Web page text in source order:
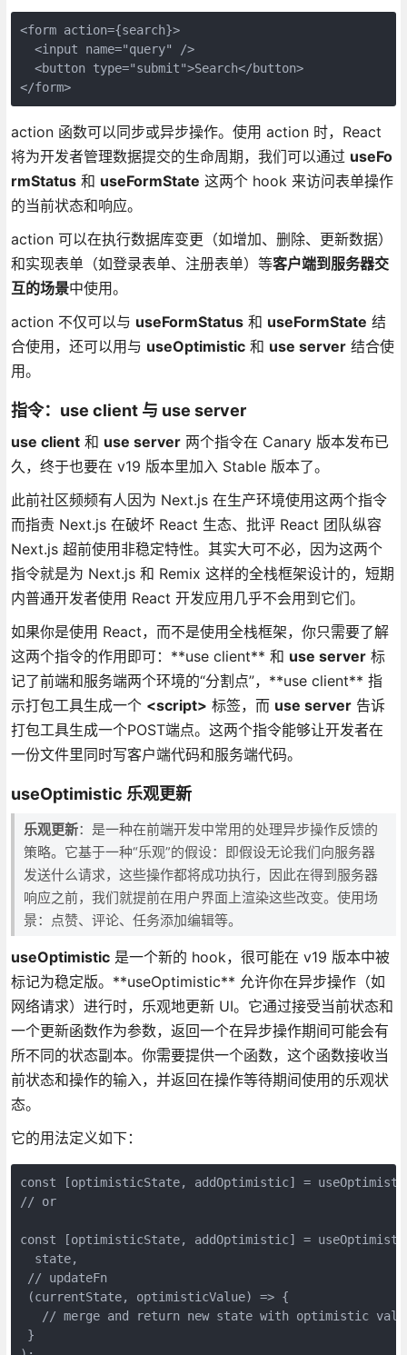
<form action={search}>
<input name="query" />
<button type="submit">Search</button>
</form>
action 函数可以同步或异步操作。使用 action 时，React
将为开发者管理数据提交的生命周期，我们可以通过 useFo
rmStatus和 useFormState 这两个 hook 来访问表单操作
的当前状态和响应。
action 可以在执行数据库变更（如增加、删除、更新数据）
和实现表单（如登录表单、注册表单）等客户端到服务器交
互的场景中使用。
action 不仅可以与 useFormStatus和 useFormState 结
合使用，还可以用与 useOptimistic和 use server结合使
用。
指令：use client 与 use server
use client和 use server两个指令在 Canary 版本发布已
久，终于也要在 v19 版本里加入 Stable 版本了。
此前社区频频有人因为 Next.js 在生产环境使用这两个指令
而指责 Next.js 在破坏 React 生态、批评 React 团队纵容
Next.js 超前使用非稳定特性。其实大可不必，因为这两个
指令就是为 Next.js 和 Remix 这样的全栈框架设计的，短期
内普通开发者使用 React 开发应用几乎不会用到它们。
如果你是使用 React，而不是使用全栈框架，你只需要了解
这两个指令的作用即可：**use client** 和 use server标
记了前端和服务端两个环境的“分割点”，**use client** 指
示打包工具生成一个 <script> 标签，而 use server告诉
打包工具生成一个POST端点。这两个指令能够让开发者在
一份文件里同时写客户端代码和服务端代码。
useOptimistic 乐观更新
乐观更新：是一种在前端开发中常用的处理异步操作反馈的
策略。它基于一种“乐观”的假设：即假设无论我们向服务器
发送什么请求，这些操作都将成功执行，因此在得到服务器
响应之前，我们就提前在用户界面上渲染这些改变。使用场
景：点赞、评论、任务添加编辑等。
useOptimistic是一个新的 hook，很可能在 v19 版本中被
标记为稳定版。**useOptimistic** 允许你在异步操作（如
网络请求）进行时，乐观地更新 UI。它通过接受当前状态和
一个更新函数作为参数，返回一个在异步操作期间可能会有
所不同的状态副本。你需要提供一个函数，这个函数接收当
前状态和操作的输入，并返回在操作等待期间使用的乐观状
态。
它的用法定义如下：
const [optimisticState, addOptimistic] =
// or
const [optimisticState, addOptimistic] =
state,
// updateFn
(currentState, optimisticValue) => {
// merge and return new state with optimistic
}